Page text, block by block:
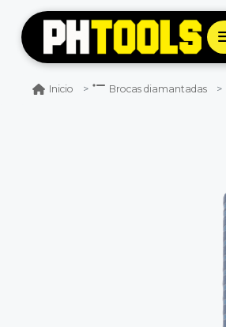
Inicio Brocas diamantadas